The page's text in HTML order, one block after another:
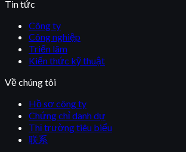
Tin tức
Công ty
Công nghiệp
Triển lãm
Kiến thức kỹ thuật
Về chúng tôi
Hồ sơ công ty
Chứng chỉ danh dự
Thị trường tiêu biểu
联系